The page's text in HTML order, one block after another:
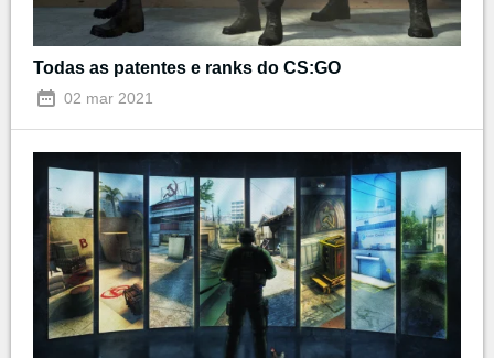
Todas as patentes e ranks do CS:GO
02 mar 2021